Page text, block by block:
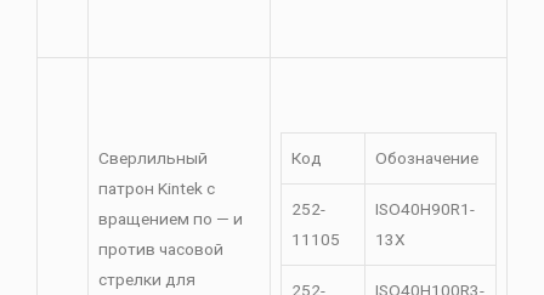
Сверлильный
патрон Kintek с
вращением по — и
против часовой
стрелки для
Код Обозначение
252-
11105
ISO40H90R1-
13X
252-
ISO40H100R3-